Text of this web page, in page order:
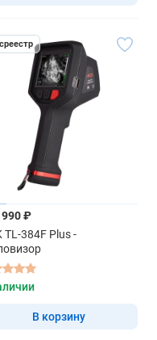
990 ₽
TL-384F Plus -
В корзину